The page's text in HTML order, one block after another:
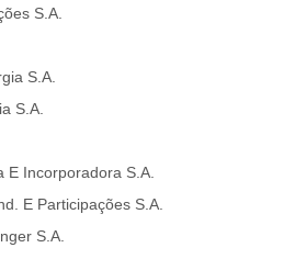
S.A.
S.A.
S.A.
E Incorporadora S.A.
E Participações S.A.
S.A.